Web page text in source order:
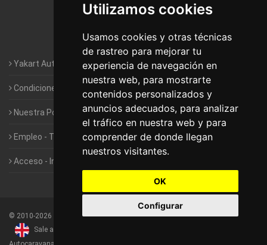
Utilizamos cookies
Usamos cookies y otras técnicas
de rastreo para mejorar tu
experiencia de navegación en
nuestra web, para mostrarte
contenidos personalizados y
anuncios adecuados, para analizar
el tráfico en nuestra web y para
comprender de donde llegan
nuestros visitantes.
OK
Configurar
Autocaravanas Yakart Valencia
Autocaravanas Yakart Vitoria
Yakart Autocaravanas · La empresa
Condiciones de Alquiler de Yakart
Nuestra Política de Privacidad
Empleo - Trabaja con nosotros
Acceso - Intranet de Franquiciados
© 2010-2026 Yakart Autocaravanas · Todos los derechos reservados
Sale and rentals of motorhomes